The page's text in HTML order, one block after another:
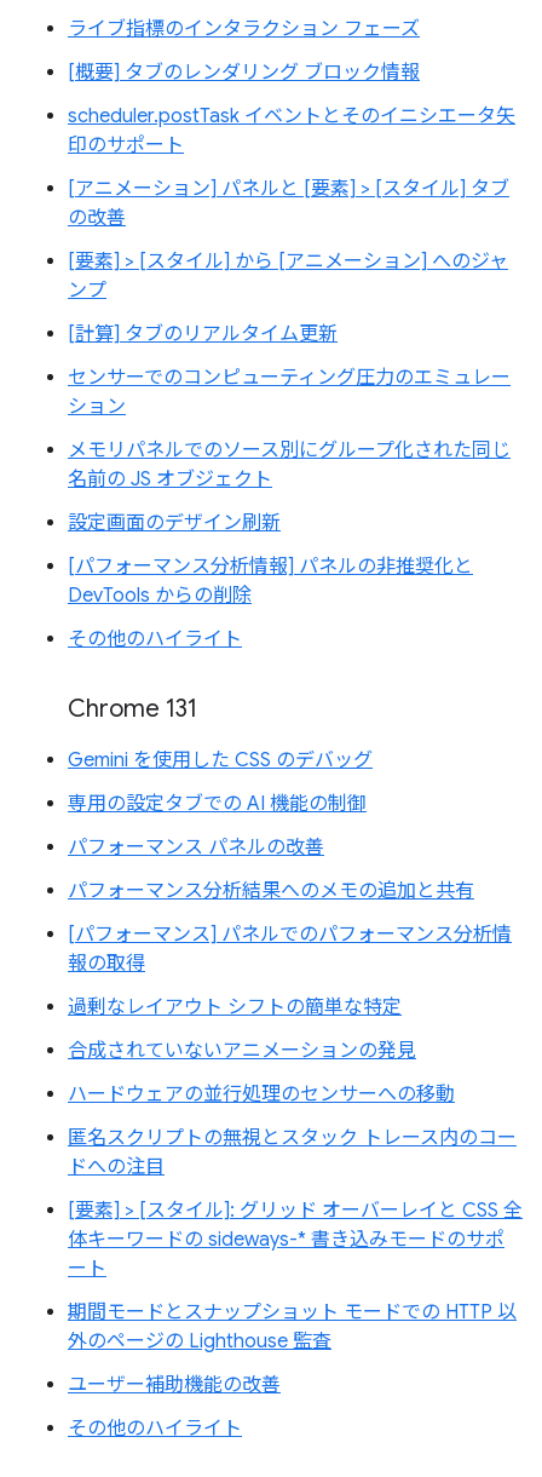
ライブ指標のインタラクション フェーズ
[概要] タブのレンダリング ブロック情報
scheduler.postTask イベントとそのイニシエータ矢
印のサポート
[アニメーション] パネルと [要素] > [スタイル] タブ
の改善
[要素] > [スタイル] から [アニメーション] へのジャ
ンプ
[計算] タブのリアルタイム更新
センサーでのコンピューティング圧力のエミュレー
ション
メモリパネルでのソース別にグループ化された同じ
名前の JS オブジェクト
設定画面のデザイン刷新
[パフォーマンス分析情報] パネルの非推奨化と
DevTools からの削除
その他のハイライト
Chrome 131
Gemini を使用した CSS のデバッグ
専用の設定タブでの AI 機能の制御
パフォーマンス パネルの改善
パフォーマンス分析結果へのメモの追加と共有
[パフォーマンス] パネルでのパフォーマンス分析情
報の取得
過剰なレイアウト シフトの簡単な特定
合成されていないアニメーションの発見
ハードウェアの並行処理のセンサーへの移動
匿名スクリプトの無視とスタック トレース内のコー
ドへの注目
[要素] > [スタイル]: グリッド オーバーレイと CSS 全
体キーワードの sideways-* 書き込みモードのサポ
ート
期間モードとスナップショット モードでの HTTP 以
外のページの Lighthouse 監査
ユーザー補助機能の改善
その他のハイライト